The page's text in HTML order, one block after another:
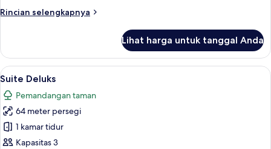
Rincian selengkapnya
Rincian
Kamar
Double
atau
Deluks
Lihat harga untuk tanggal Anda
Lihat
semua
foto
untuk
Suite
Deluks
Suite Deluks | Minibar, brankas, meja
7
Suite Deluks
Pemandangan taman
64 meter persegi
1 kamar tidur
Kapasitas 3